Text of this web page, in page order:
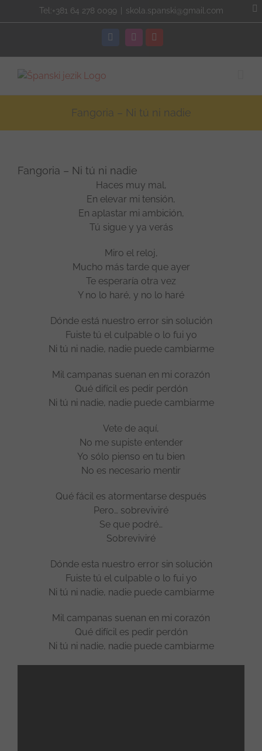
to
Tel:+381 64 278 0099 skola.spanski@gmail.com
FacebookInstagramYouTube
Fangoria – Ni tú ni nadie
Fangoria – Ni tú ni nadie
Haces muy mal,
En elevar mi tensión,
En aplastar mi ambición,
Tú sigue y ya verás
Miro el reloj,
Mucho más tarde que ayer
Te esperaría otra vez
Y no lo haré, y no lo haré
Dónde está nuestro error sin solución
Fuiste tú el culpable o lo fui yo
Ni tú ni nadie, nadie puede cambiarme
Mil campanas suenan en mi corazón
Qué difícil es pedir perdón
Ni tú ni nadie, nadie puede cambiarme
Vete de aquí,
No me supiste entender
Yo sólo pienso en tu bien
No es necesario mentir
Qué fácil es atormentarse después
Pero… sobreviviré
Se que podré…
Sobreviviré
Dónde esta nuestro error sin solución
Fuiste tú el culpable o lo fui yo
Ni tú ni nadie, nadie puede cambiarme
Mil campanas suenan en mi corazón
Qué difícil es pedir perdón
Ni tú ni nadie, nadie puede cambiarme